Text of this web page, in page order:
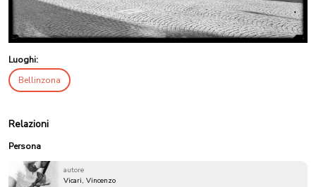
Luoghi:
Bellinzona
Relazioni
Persona
autore
Vicari, Vincenzo